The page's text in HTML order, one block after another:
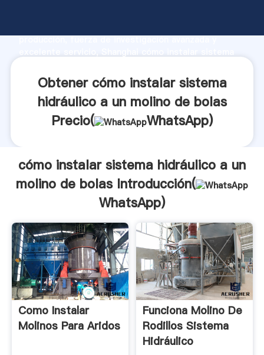
producción, fuerza de investigación avanzada y
valor y aporta valores a todos los clientes.
Obtener cómo instalar sistema
hidráulico a un molino de bolas
Precio(
WhatsApp)
cómo instalar sistema hidráulico a un
molino de bolas Introducción(
WhatsApp)
Como Instalar
Molinos Para Aridos
Funciona Molino De
Rodillos Sistema
Hidráulico